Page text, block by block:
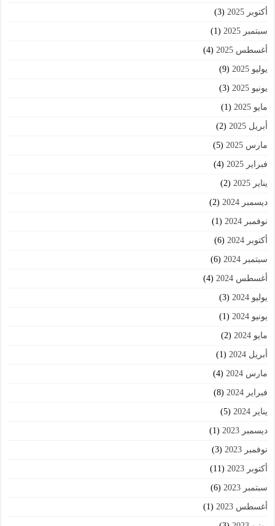
أكتوبر 2025 (3)
سبتمبر 2025 (1)
أغسطس 2025 (4)
يوليو 2025 (9)
يونيو 2025 (3)
مايو 2025 (1)
أبريل 2025 (2)
مارس 2025 (5)
فبراير 2025 (4)
يناير 2025 (2)
ديسمبر 2024 (2)
نوفمبر 2024 (1)
أكتوبر 2024 (6)
سبتمبر 2024 (6)
أغسطس 2024 (4)
يوليو 2024 (3)
يونيو 2024 (1)
مايو 2024 (2)
أبريل 2024 (1)
مارس 2024 (4)
فبراير 2024 (8)
يناير 2024 (5)
ديسمبر 2023 (1)
نوفمبر 2023 (3)
أكتوبر 2023 (11)
سبتمبر 2023 (6)
أغسطس 2023 (1)